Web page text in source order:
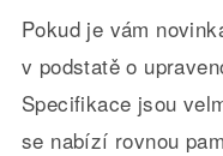
Pokud je vám
v podstatě o
Specifikace jsou
se nabízí rovnou